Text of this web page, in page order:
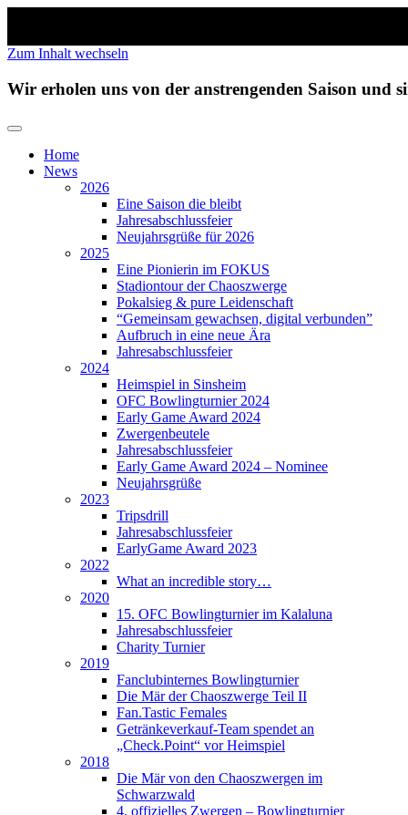
Zum Inhalt wechseln
Wir erholen uns von der anstrengenden Saison und
Home
News
2026
Eine Saison die bleibt
Jahresabschlussfeier
Neujahrsgrüße für 2026
2025
Eine Pionierin im FOKUS
Stadiontour der Chaoszwerge
Pokalsieg & pure Leidenschaft
“Gemeinsam gewachsen, digital verbunden”
Aufbruch in eine neue Ära
Jahresabschlussfeier
2024
Heimspiel in Sinsheim
OFC Bowlingturnier 2024
Early Game Award 2024
Zwergenbeutele
Jahresabschlussfeier
Early Game Award 2024 – Nominee
Neujahrsgrüße
2023
Tripsdrill
Jahresabschlussfeier
EarlyGame Award 2023
2022
What an incredible story…
2020
15. OFC Bowlingturnier im Kalaluna
Jahresabschlussfeier
Charity Turnier
2019
Fanclubinternes Bowlingturnier
Die Mär der Chaoszwerge Teil II
Fan.Tastic Females
Getränkeverkauf-Team spendet an
„Check.Point“ vor Heimspiel
2018
Die Mär von den Chaoszwergen im
Schwarzwald
4. offizielles Zwergen – Bowlingturnier